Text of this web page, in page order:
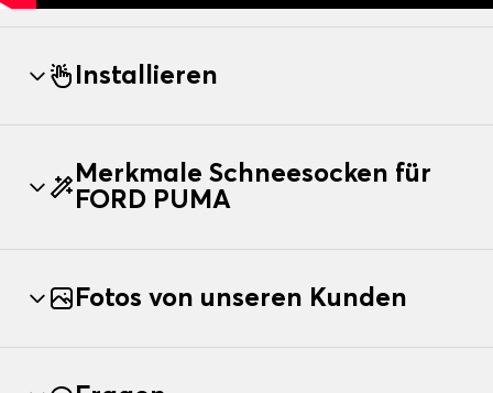
Installieren
Merkmale Schneesocken für
FORD PUMA
Fotos von unseren Kunden